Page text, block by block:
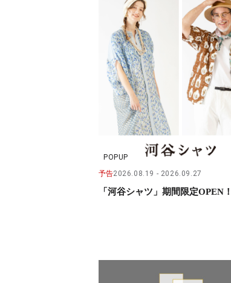
POPUP
予告2026.08.19 2026.09.27
「河谷シャツ」期間限定OPEN！